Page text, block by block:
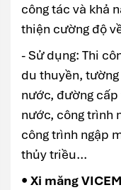
công tác và khả
thiện cường độ
- Sử dụng: Thi
du thuyền,
nước, đường
nước, công trình
công trình ngập
thủy triều...
• Xi măng